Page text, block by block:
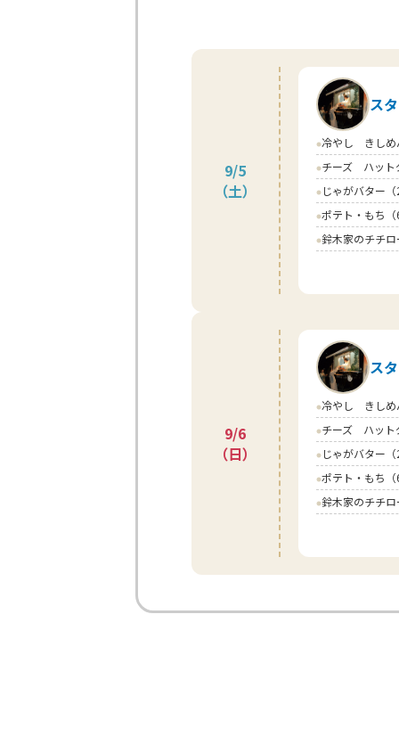
9/5
（土）
ス
circle冷やし きしめ
circleチーズ ハット
circle じゃがバター（
circleポテト・もち（
circle鈴木家のチチ
9/6
（日）
ス
circle冷やし きしめ
circleチーズ ハット
circle じゃがバター（
circleポテト・もち（
circle鈴木家のチチ